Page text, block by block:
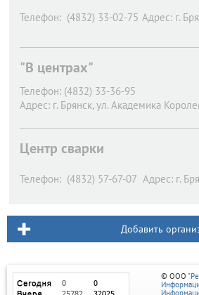
Телефон: (4832) 33-02-75 Адрес: г.
"В центрах"
Телефон: (4832) 33-36-95
Адрес: г. Брянск, ул. Академика
Центр сварки
Телефон: (4832) 57-67-07 Адрес: г.
Добавить
© ООО